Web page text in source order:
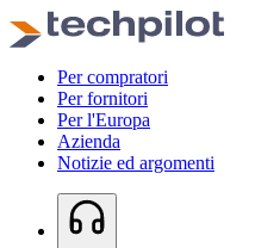
Per compratori
Per fornitori
Per l'Europa
Azienda
Notizie ed argomenti